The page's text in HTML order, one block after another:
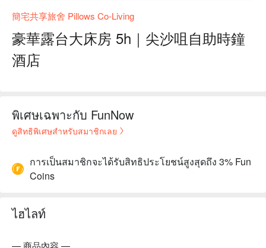
簡宅共享旅舍 Pillows Co-Living
豪華露台大床房 5h｜尖沙咀自助時鐘
酒店
พิเศษเฉพาะกับ FunNow
ดูสิทธิพิเศษสำหรับสมาชิกเลย
การเป็นสมาชิกจะได้รับสิทธิประโยชน์สูงสุดถึง 3% Fun
Coins
ไฮไลท์
— 商品內容 —